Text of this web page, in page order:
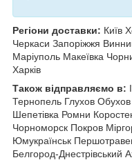
Регіони доставки: Київ
Черкаси Запоріжжя
Маріуполь Макеївка
Харків
Також відправляємо в:
Тернопель Глухов Обухов
Шепетівка Ромни
Чорноморск Покров
Юмукраїнськ
Белгород-Днестрівський